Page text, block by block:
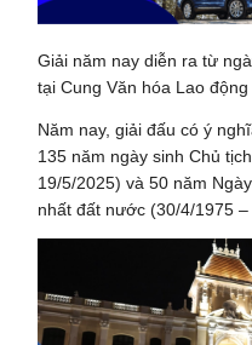
Giải năm nay diễn ra từ
tại Cung Văn hóa Lao
Năm nay, giải đấu có ý
135 năm ngày sinh Chủ
19/5/2025) và 50 năm
nhất đất nước (30/4/1975